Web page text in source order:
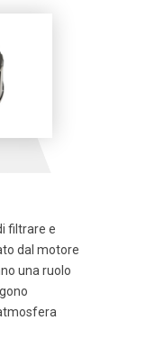
filtrare e
dal motore
una ruolo